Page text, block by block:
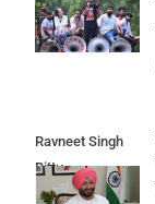
Ravneet Singh
Bittu